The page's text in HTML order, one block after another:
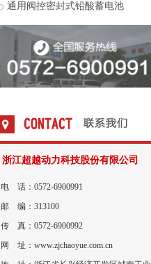
通用阀控密封式铅酸蓄电池
浙江超越动力科技股份有限公司
电 话：0572-6900991
邮 编：313100
传 真：0572-6900992
网 址：www.zjchaoyue.com.cn